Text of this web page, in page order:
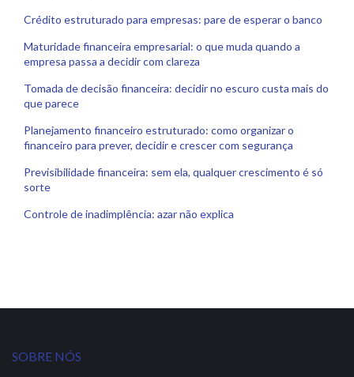
Crédito estruturado para empresas: pare de esperar o banco
Maturidade financeira empresarial: o que muda quando a
empresa passa a decidir com clareza
Tomada de decisão financeira: decidir no escuro custa mais do
que parece
Planejamento financeiro estruturado: como organizar o
financeiro para prever, decidir e crescer com segurança
Previsibilidade financeira: sem ela, qualquer crescimento é só
sorte
Controle de inadimplência: azar não explica
SOBRE NÓS